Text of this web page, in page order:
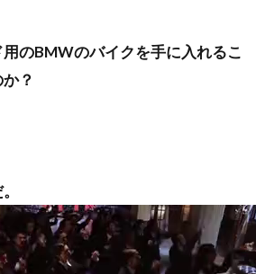
のBMWのバイクを手に入れるこ
？